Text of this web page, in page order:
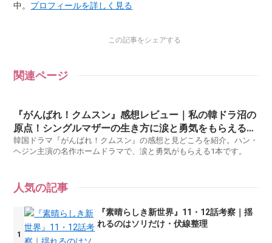
中。 プロフィールを詳しく見る
この記事をシェアする
関連ページ
『がんばれ！クムスン』感想レビュー｜私の韓ドラ沼の
原点！シングルマザーの生き方に涙と勇気をもらえる名
作
韓国ドラマ『がんばれ！クムスン』の感想と見どころを紹介。ハン・
ヘジン主演の名作ホームドラマで、涙と勇気がもらえる1本です。
人気の記事
『素晴らしき新世界』11・12話考察｜揺
れるのはソリだけ・伏線整理